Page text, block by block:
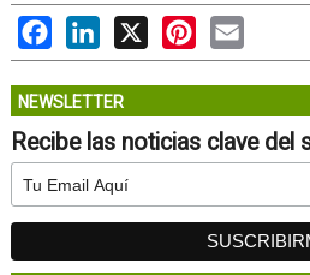
FacebookLinkedIn Pinterest
NEWSLETTER
Recibe las noticias clave del